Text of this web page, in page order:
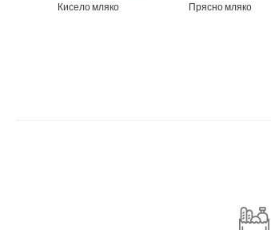
Кисело мляко Прясно мляко